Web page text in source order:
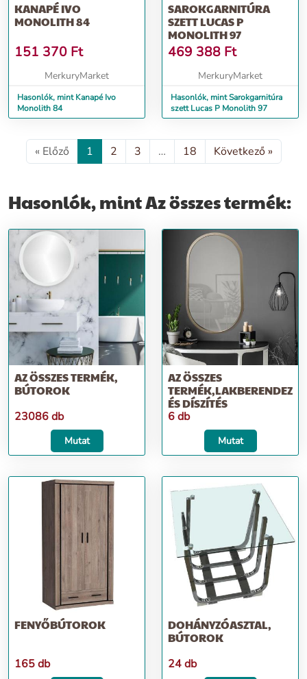
KANAPÉ IVO
MONOLITH 84
151 370 Ft
MerkuryMarket
Hasonlók, mint Kanapé Ivo
Monolith 84
SAROKGARNITÚRA
SZETT LUCAS P
MONOLITH 97
469 388 Ft
MerkuryMarket
Hasonlók, mint Sarokgarnitúra
szett Lucas P Monolith 97
« Előző 1 2 3 … 18 Következő »
Hasonlók, mint Az összes termék:
AZ ÖSSZES TERMÉK,
BÚTOROK
23086 db
Mutat
AZ ÖSSZES
TERMÉK,LAKBERENDEZÉS
ÉS DÍSZÍTÉS
6 db
Mutat
FENYŐBÚTOROK
165 db
DOHÁNYZÓASZTAL,
BÚTOROK
24 db